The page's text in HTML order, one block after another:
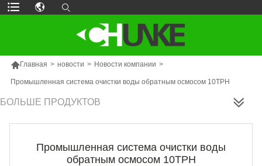
Главная > новости > Новости компании >
Промышленная система очистки воды обратным осмосом 10TPH
БОЛЬШЕ ПРОДУКТОВ
Промышленная система очистки воды
обратным осмосом 10TPH